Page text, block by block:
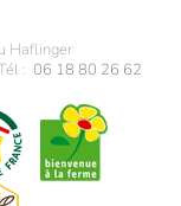
Haflinger
: 06 18 80 26 62